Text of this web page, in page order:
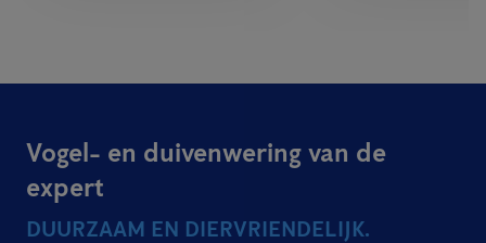
Vogel- en duivenwering van de
expert
DUURZAAM EN DIERVRIENDELIJK.